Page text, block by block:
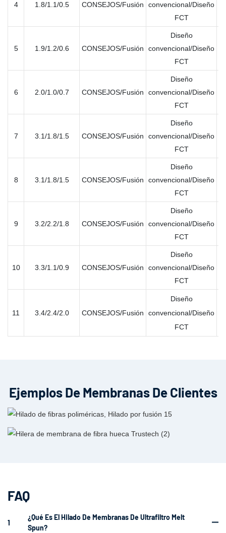
4 1.8/1.1/0.5 CONSEJOS/Fusión
convencional/Diseño
FCT
5 1.9/1.2/0.6 CONSEJOS/Fusión
Diseño
convencional/Diseño
FCT
6 2.0/1.0/0.7 CONSEJOS/Fusión
Diseño
convencional/Diseño
FCT
7 3.1/1.8/1.5 CONSEJOS/Fusión
Diseño
convencional/Diseño
FCT
8 3.1/1.8/1.5 CONSEJOS/Fusión
Diseño
convencional/Diseño
FCT
9 3.2/2.2/1.8 CONSEJOS/Fusión
Diseño
convencional/Diseño
FCT
10 3.3/1.1/0.9 CONSEJOS/Fusión
Diseño
convencional/Diseño
FCT
11 3.4/2.4/2.0 CONSEJOS/Fusión
Diseño
convencional/Diseño
FCT
Ejemplos De Membranas De Clientes
FAQ
1
¿Qué Es El Hilado De Membranas De Ultrafiltro Melt
Spun?